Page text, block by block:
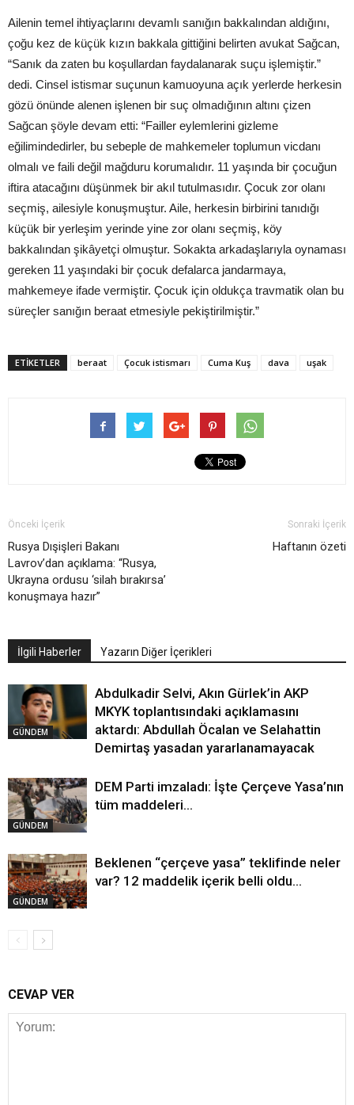
Ailenin temel ihtiyaçlarını devamlı sanığın bakkalından aldığını,
çoğu kez de küçük kızın bakkala gittiğini belirten avukat Sağcan,
“Sanık da zaten bu koşullardan faydalanarak suçu işlemiştir.”
dedi. Cinsel istismar suçunun kamuoyuna açık yerlerde herkesin
gözü önünde alenen işlenen bir suç olmadığının altını çizen
Sağcan şöyle devam etti: “Failler eylemlerini gizleme
eğilimindedirler, bu sebeple de mahkemeler toplumun vicdanı
olmalı ve faili değil mağduru korumalıdır. 11 yaşında bir çocuğun
iftira atacağını düşünmek bir akıl tutulmasıdır. Çocuk zor olanı
seçmiş, ailesiyle konuşmuştur. Aile, herkesin birbirini tanıdığı
küçük bir yerleşim yerinde yine zor olanı seçmiş, köy
bakkalından şikâyetçi olmuştur. Sokakta arkadaşlarıyla oynaması
gereken 11 yaşındaki bir çocuk defalarca jandarmaya,
mahkemeye ifade vermiştir. Çocuk için oldukça travmatik olan bu
süreçler sanığın beraat etmesiyle pekiştirilmiştir.”
ETIKETLER beraat Çocuk istismarı Cuma Kuş dava uşak
Önceki İçerik
Rusya Dışişleri Bakanı
Lavrov’dan açıklama: “Rusya,
Ukrayna ordusu ‘silah bırakırsa’
konuşmaya hazır”
Sonraki İçerik
Haftanın özeti
İlgili Haberler Yazarın Diğer İçerikleri
GÜNDEM
Abdulkadir Selvi, Akın Gürlek’in AKP
MKYK toplantısındaki açıklamasını
aktardı: Abdullah Öcalan ve Selahattin
Demirtaş yasadan yararlanamayacak
GÜNDEM
DEM Parti imzaladı: İşte Çerçeve Yasa’nın
tüm maddeleri…
GÜNDEM
Beklenen “çerçeve yasa” teklifinde neler
var? 12 maddelik içerik belli oldu…
CEVAP VER